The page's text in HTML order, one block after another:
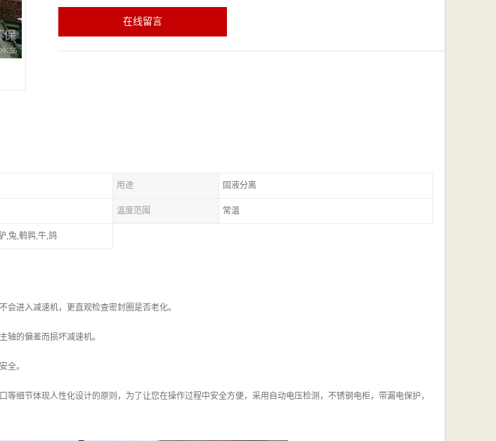
在线留言
用途 固液分离
温度范围 常温
,兔,鹌鹑,牛,鸽
会进入减速机，更直观检查密封圈是否老化。
轴的偏差而损坏减速机。
全。
细节体现人性化设计的原则，为了让您在操作过程中安全方便，采用自动电压检测，不锈钢电柜，带漏电保护，